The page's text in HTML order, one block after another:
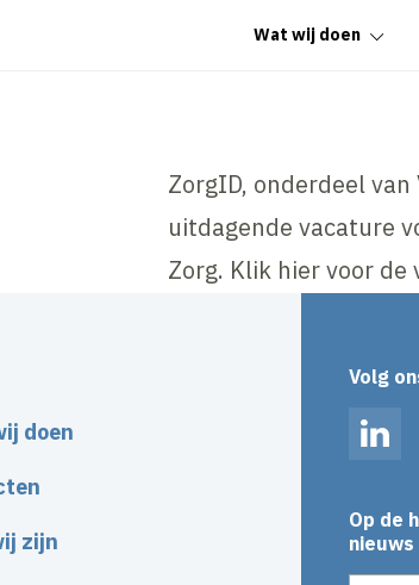
Wat wij doen
ZorgID, onderdeel
uitdagende vacature
Zorg. Klik hier voor de
doen
zijn
Volg
Op de